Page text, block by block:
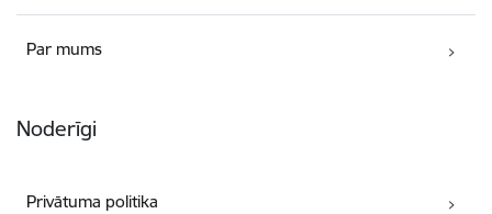
Par mums
Noderīgi
Privātuma politika